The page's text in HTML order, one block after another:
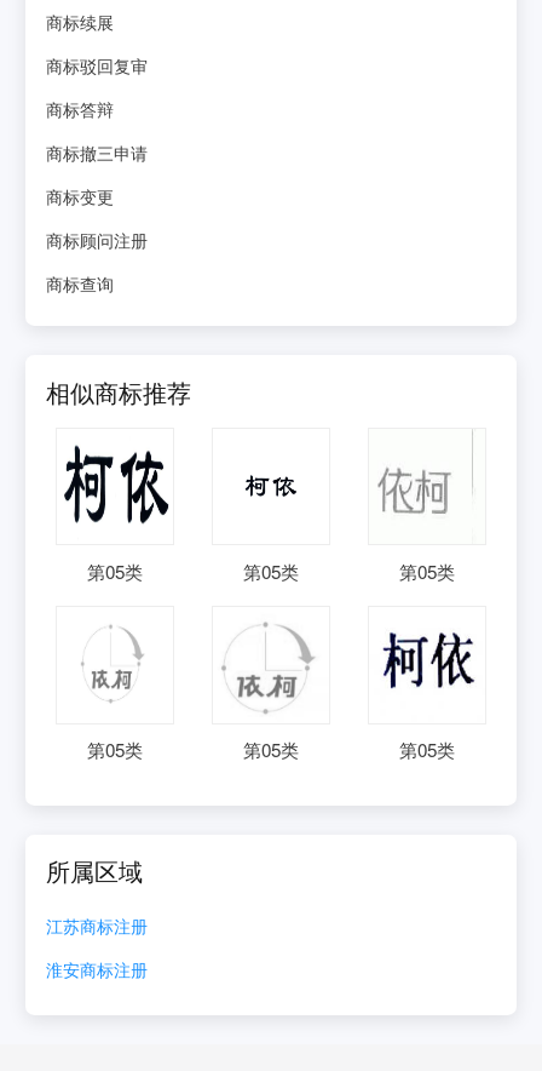
商标续展
商标驳回复审
商标答辩
商标撤三申请
商标变更
商标顾问注册
商标查询
相似商标推荐
第05类 第05类 第05类
第05类 第05类 第05类
所属区域
江苏商标注册
淮安商标注册